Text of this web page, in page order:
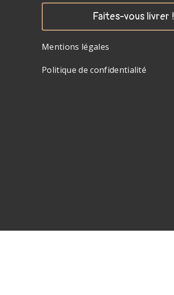
Faites-vous livrer !
Mentions légales
Politique de confidentialité